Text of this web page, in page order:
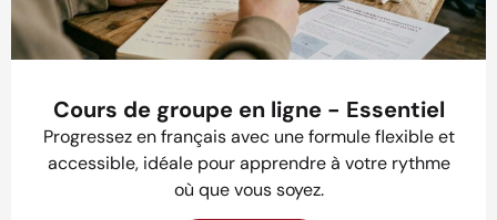
Cours de groupe en ligne - Essentiel
Progressez en français avec une formule flexible et
accessible, idéale pour apprendre à votre rythme
où que vous soyez.